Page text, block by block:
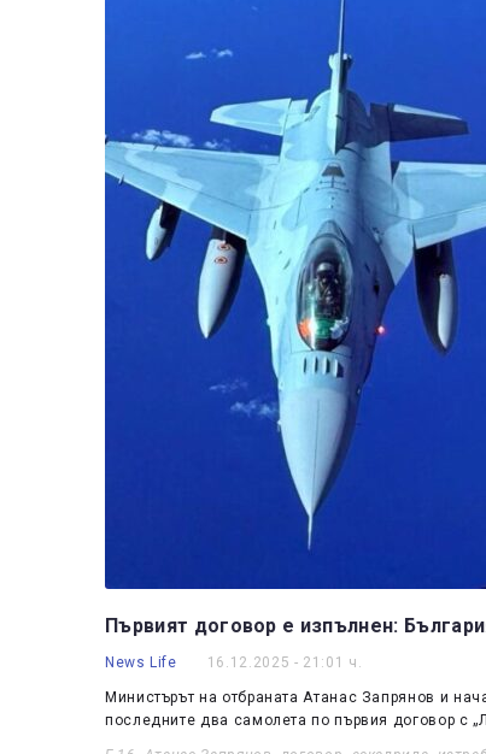
Първият договор е изпълнен:
News Life 16.12.2025 - 21:01 ч.
Министърът на отбраната Атанас Запрянов и
последните два самолета по първия договор с